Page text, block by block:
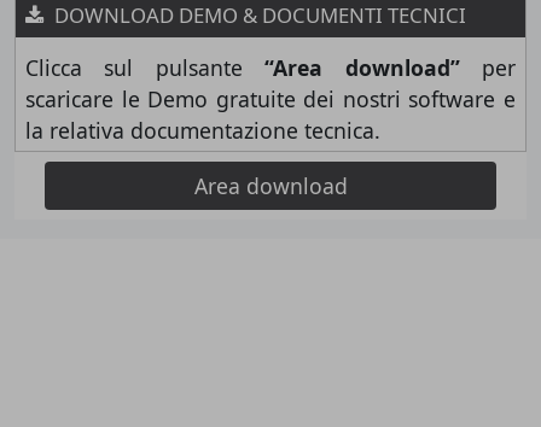
DOWNLOAD DEMO & DOCUMENTI TECNICI
Clicca sul pulsante“Area download”per
scaricare le Demo gratuite dei nostri software e
la relativa documentazione tecnica.
Area download